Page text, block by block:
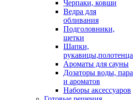
Черпаки, ковши
Ведра для
обливания
Подголовники,
щетки
Шапки,
рукавицы,полотенца
Ароматы для сауны
Дозаторы воды, пара
и ароматов
Наборы аксессуаров